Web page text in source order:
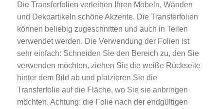
Die Transferfolien verleihen Ihren Möbeln, Wänden
und Dekoartikeln schöne Akzente. Die Transferfolien
können beliebig zugeschnitten und auch in Teilen
verwendet werden. Die Verwendung der Folien ist
sehr einfach: Schneiden Sie den Bereich zu, den Sie
verwenden möchten, ziehen Sie die weiße Rückseite
hinter dem Bild ab und platzieren Sie die
Transferfolie auf die Fläche, wo Sie sie anbringen
möchten. Achtung: die Folie nach der endgültigen